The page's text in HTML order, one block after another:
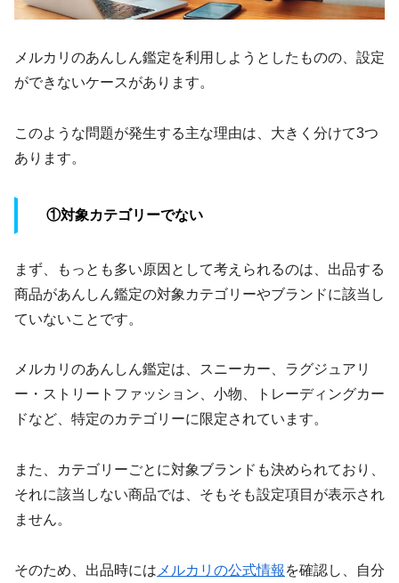
メルカリのあんしん鑑定を利用しようとしたものの、設定
ができないケースがあります。
このような問題が発生する主な理由は、大きく分けて3つ
あります。
①対象カテゴリーでない
まず、もっとも多い原因として考えられるのは、出品する
商品があんしん鑑定の対象カテゴリーやブランドに該当し
ていないことです。
メルカリのあんしん鑑定は、スニーカー、ラグジュアリ
ー・ストリートファッション、小物、トレーディングカー
ドなど、特定のカテゴリーに限定されています。
また、カテゴリーごとに対象ブランドも決められており、
それに該当しない商品では、そもそも設定項目が表示され
ません。
そのため、出品時には メルカリの公式情報 を確認し、自分